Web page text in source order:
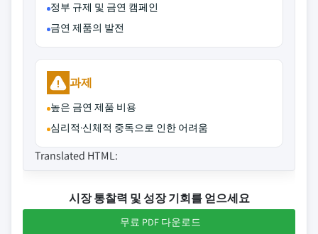
정부 규제 및 금연 캠페인
금연 제품의 발전
과제
높은 금연 제품 비용
심리적·신체적 중독으로 인한 어려움
Translated HTML:
시장 통찰력 및 성장 기회를 얻으세요
무료 PDF 다운로드